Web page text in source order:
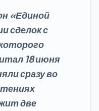
«Единой
сделок с
18 июня
сразу во
две